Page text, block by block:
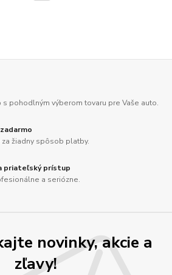
s pohodlným výberom tovaru pre Vaše auto.
žiadny spôsob platby.
priateľský prístup
a seriózne.
novinky, akcie a
zľavy!